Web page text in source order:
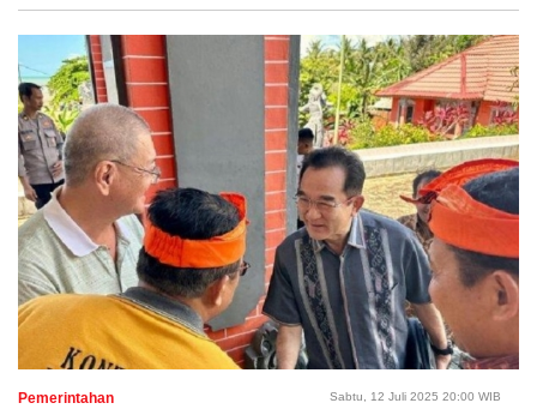
Pemerintahan Sabtu, 12 Juli 2025 20:00 WIB